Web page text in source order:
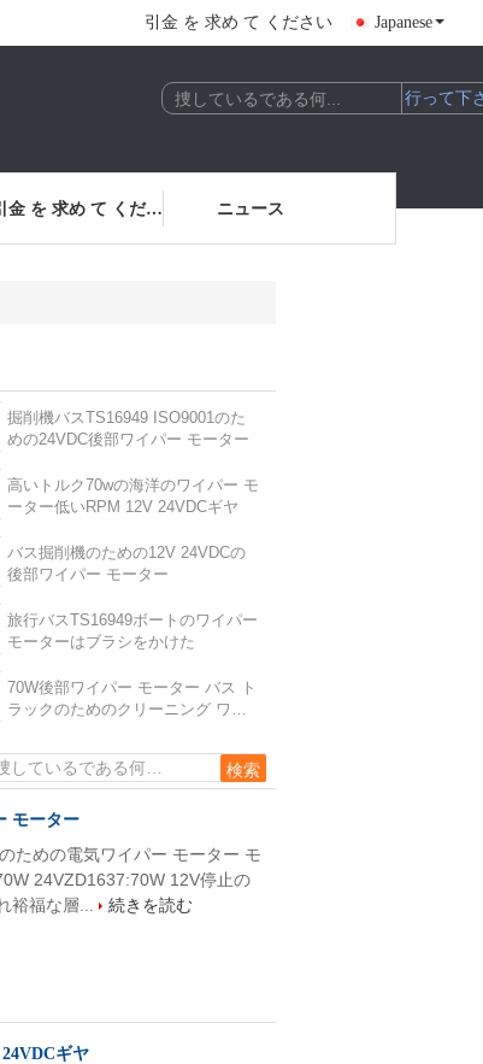
引金 を 求め て ください Japanese
引金 を 求め て ください ニュース
掘削機バスTS16949 ISO9001のた
めの24VDC後部ワイパー モーター
高いトルク70wの海洋のワイパー モ
ーター低いRPM 12V 24VDCギヤ
バス掘削機のための12V 24VDCの
後部ワイパー モーター
旅行バスTS16949ボートのワイパー
モーターはブラシをかけた
70W後部ワイパー モーター バス ト
ラックのためのクリーニング ワイ
モーター
ための電気ワイパー モーター モ
24VZD1637:70W 12V停止の
裕福な層...
続きを読む
ギヤ